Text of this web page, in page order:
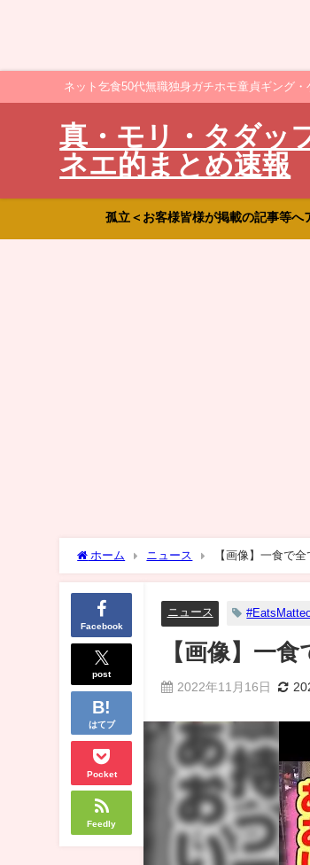
ネット乞食50代無職独身ガチホモ童貞ギング
真・モリ・タダッ
ネエ的まとめ速報
孤立＜お客様皆様が掲載の記事等へ
ホーム ニュース 【画像】一食で
Facebook
post
はてブ
Pocket
Feedly
ニュース
【画像】一
2022年11月16日